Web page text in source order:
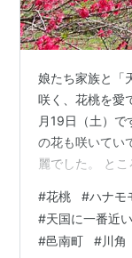
娘たち家族と「
咲く、花桃を愛
月19日（土）
の花も咲いてい
麗でした。 と
進んでいるため
ように‥。さら
桃）が植えられ
#花桃 #ハナモ
#天国に一番近
#邑南町 #川角